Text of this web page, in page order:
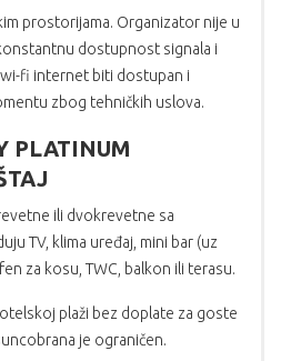
prostorijama. Organizator nije u
dostupnost signala i
fi internet biti dostupan i
zbog tehničkih uslova.
PLATINUM
ili dvokrevetne sa
TV, klima uređaj, mini bar (uz
za kosu, TWC, balkon ili terasu.
plaži bez doplate za goste
je ograničen.